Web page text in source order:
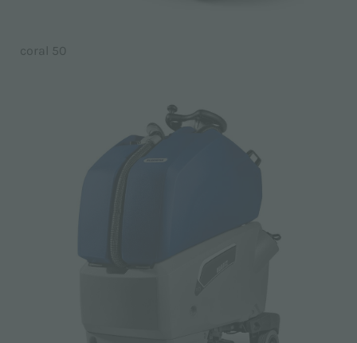
coral 50